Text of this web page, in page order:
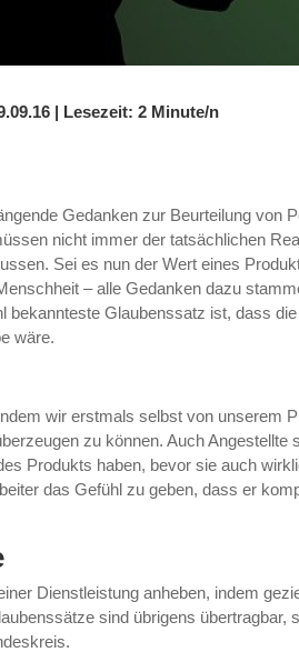
| Lesezeit: 2 Minute/n
Gedanken zur Beurteilung von
nicht immer der tatsächlichen
Sei es nun der Wert eines
– alle Gedanken dazu
bekannteste Glaubenssatz ist, dass die
wäre.
wir erstmals selbst von unserem
zu können. Auch Angestellte
Produkts haben, bevor sie auch
das Gefühl zu geben, dass er
Dienstleistung anheben, indem
sind übrigens übertragbar,